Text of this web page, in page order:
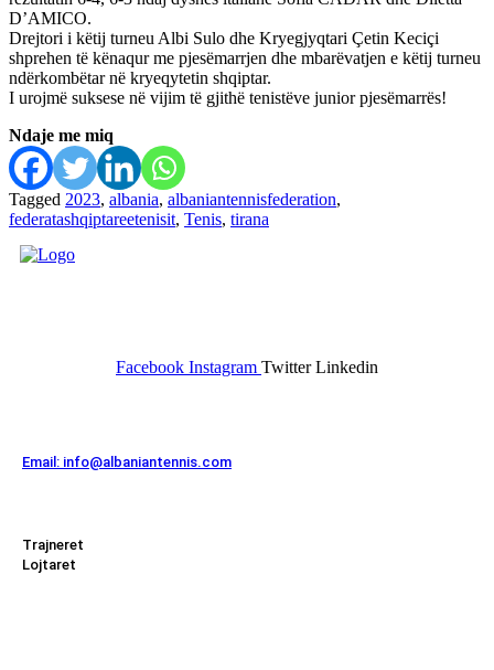
D’AMICO.
Drejtori i këtij turneu Albi Sulo dhe Kryegjyqtari Çetin Keciçi
shprehen të kënaqur me pjesëmarrjen dhe mbarëvatjen e këtij turneu
ndërkombëtar në kryeqytetin shqiptar.
I urojmë suksese në vijim të gjithë tenistëve junior pjesëmarrës!
Ndaje me miq
Tagged 2023, albania, albaniantennisfederation,
federatashqiptareetenisit, Tenis, tirana
Facebook Instagram Twitter Linkedin
Email: info@albaniantennis.com
Trajneret
Lojtaret